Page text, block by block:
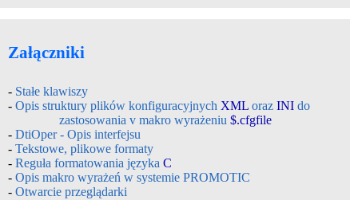
Załączniki
- Stałe klawiszy
- Opis struktury plików konfiguracyjnych XML oraz INI do
zastosowania v makro wyrażeniu $.cfgfile
- DtiOper - Opis interfejsu
- Tekstowe, plikowe formaty
- Reguła formatowania języka C
- Opis makro wyrażeń w systemie PROMOTIC
- Otwarcie przeglądarki